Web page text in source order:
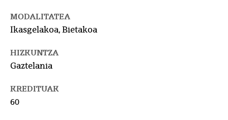
MODALITATEA
Ikasgelakoa, Bietakoa
HIZKUNTZA
Gaztelania
KREDITUAK
60